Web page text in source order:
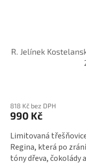
R. Jelínek
818 Kč bez DPH
990 Kč
Limitovaná
Regina, která po
tóny dřeva, čokolády